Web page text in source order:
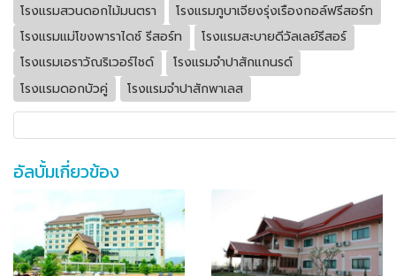
โรงแรมสวนดอกไม้มนตรา
โรงแรมภูบาเจียงรุ่งเรืองกอล์ฟรีสอร์ท
โรงแรมแม่โขงพาราไดซ์ รีสอร์ท
โรงแรมสะบายดีวัลเลย์รีสอร์
โรงแรมเอราวัณริเวอร์ไชด์
โรงแรมจำปาสักแกนรด์
โรงแรมดอกบัวคู่
โรงแรมจำปาสักพาเลส
อัลบั้มเกี่ยวข้อง